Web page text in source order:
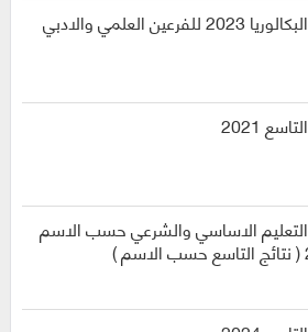
للفرعين العلمي والادبي
2021
التعليم الاساسي والشرعي حسب الاسم
)